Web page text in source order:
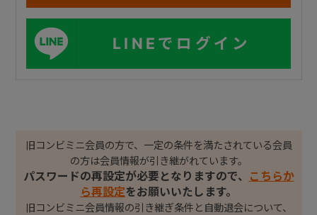
LINEでログイン
旧コンビミニ会員の方で、一定の条件を満たされている会員
の方は会員情報が引き継がれています。
パスワードの再設定が必要となりますので、
こちらか
ら再設定をお願いいたします。
旧コンビミニ会員情報の引き継ぎ条件と自動退会について、